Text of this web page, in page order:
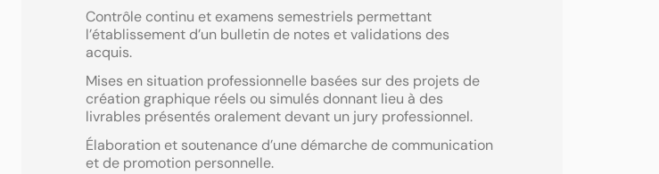
Contrôle continu et examens semestriels permettant
l’établissement d’un bulletin de notes et validations des
acquis.
Mises en situation professionnelle basées sur des projets de
création graphique réels ou simulés donnant lieu à des
livrables présentés oralement devant un jury professionnel.
Élaboration et soutenance d’une démarche de communication
et de promotion personnelle.